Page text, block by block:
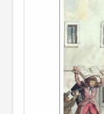
ПРОИЗВЕДЕНИЯ
ПЕРЕВОДЫ
КОНКУРСЫ
ДЕТСКАЯ